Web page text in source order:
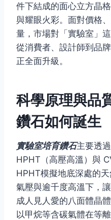
件下結成的面心立方晶
與耀眼火彩。面對價格
量，市場對「實驗室」
從消費者、設計師到品
正全面升級。
科學原理與品
鑽石如何誕生
實驗室培育鑽石主要透
HPHT（高壓高溫）與
HPHT模擬地底深處的
氣壓與逾千度高溫下，
成人見人愛的八面體晶
以甲烷等含碳氣體在等